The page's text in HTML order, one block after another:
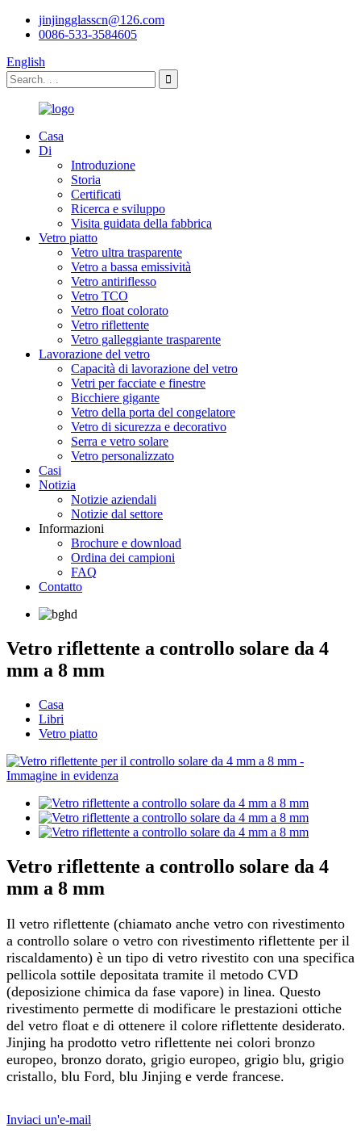
jinjingglasscn@126.com
0086-533-3584605
English
Casa
Di
Introduzione
Storia
Certificati
Ricerca e sviluppo
Visita guidata della fabbrica
Vetro piatto
Vetro ultra trasparente
Vetro a bassa emissività
Vetro antiriflesso
Vetro TCO
Vetro float colorato
Vetro riflettente
Vetro galleggiante trasparente
Lavorazione del vetro
Capacità di lavorazione del vetro
Vetri per facciate e finestre
Bicchiere gigante
Vetro della porta del congelatore
Vetro di sicurezza e decorativo
Serra e vetro solare
Vetro personalizzato
Casi
Notizia
Notizie aziendali
Notizie dal settore
Informazioni
Brochure e download
Ordina dei campioni
FAQ
Contatto
Vetro riflettente a controllo solare da 4
mm a 8 mm
Casa
Libri
Vetro piatto
Vetro riflettente a controllo solare da 4
mm a 8 mm
Il vetro riflettente (chiamato anche vetro con rivestimento
a controllo solare o vetro con rivestimento riflettente per il
riscaldamento) è un tipo di vetro rivestito con una specifica
pellicola sottile depositata tramite il metodo CVD
(deposizione chimica da fase vapore) in linea. Questo
rivestimento permette di modificare le prestazioni ottiche
del vetro float e di ottenere il colore riflettente desiderato.
Jinjing ha prodotto vetro riflettente nei colori bronzo
europeo, bronzo dorato, grigio europeo, grigio blu, grigio
cristallo, blu Ford, blu Jinjing e verde francese.
Inviaci un'e-mail